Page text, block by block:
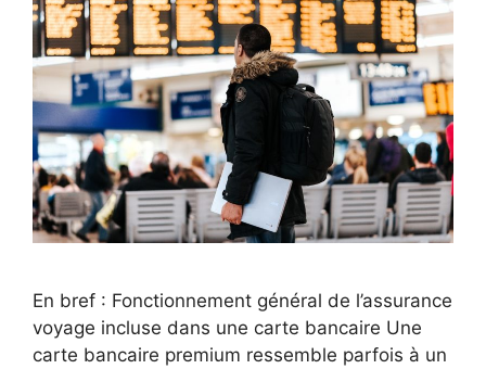
En bref : Fonctionnement général de l’assurance
voyage incluse dans une carte bancaire Une
carte bancaire premium ressemble parfois à un